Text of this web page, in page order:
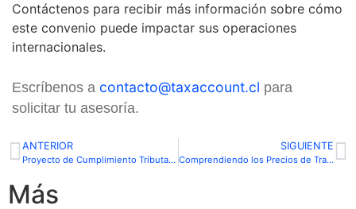
Contáctenos para recibir más información sobre cómo
este convenio puede impactar sus operaciones
internacionales.
Escríbenos a contacto@taxaccount.cl para
solicitar tu asesoría.
ANTERIOR
Proyecto de Cumplimiento Tributario: Un Paso Crucial para la Actualización del Marco Tributario en Chile
SIGUIENTE
Comprendiendo los Precios de Transferencia y su Importancia para las Empresas en Chile
Más